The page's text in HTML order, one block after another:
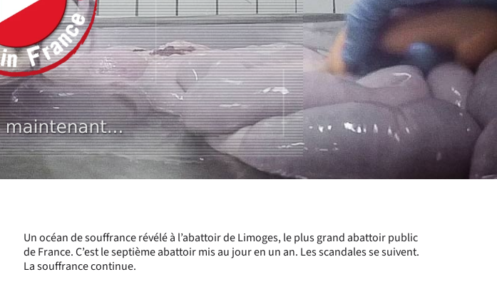
Un océan de souffrance révélé à l’abattoir de Limoges, le plus grand abattoir public
de France. C’est le septième abattoir mis au jour en un an. Les scandales se suivent.
La souffrance continue.